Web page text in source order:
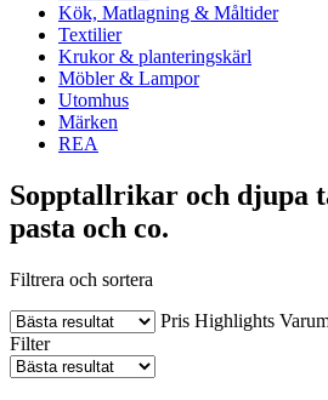
Kök, Matlagning & Måltider
Textilier
Krukor & planteringskärl
Möbler & Lampor
Utomhus
Märken
REA
Sopptallrikar och djupa
pasta och co.
Filtrera och sortera
Pris Highlights
Filter